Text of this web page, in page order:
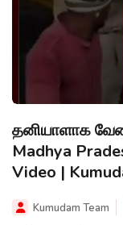
தனியாளாக
Madhya
Video |
Kumudam Team